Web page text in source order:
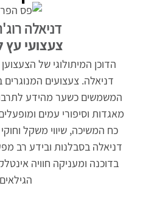
דניאלה
צעצועי עץ
הדוכן המיתולוגי של
דניאלה. צעצועים המנוגרים
המשמשים כשער מהידע
מאגדות וסיפורי עמים
כח המשיכה, שיווי משקל
דניאלה בסבלנות ובידע רב
בדוכנה ומעניקה חוויה